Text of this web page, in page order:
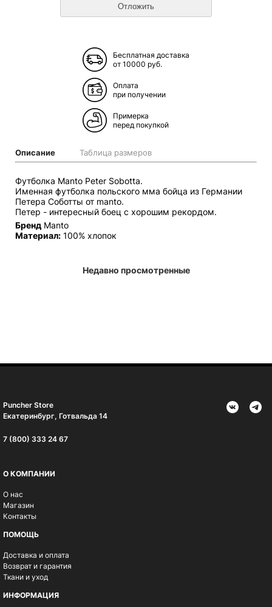
Бесплатная доставка
от 10000 руб.
Оплата
при получении
Примерка
перед покупкой
Описание Таблица размеров
Футболка Manto Peter Sobotta.
Именная футболка польского мма бойца из Германии
Петера Соботты от manto.
Петер - интересный боец с хорошим рекордом.
Бренд Manto
Материал: 100% хлопок
Недавно просмотренные
Puncher Store
Екатеринбург, Готвальда 14
7 (800) 333 24 67
О КОМПАНИИ
О нас
Магазин
Контакты
ПОМОЩЬ
Доставка и оплата
Возврат и гарантия
Ткани и уход
ИНФОРМАЦИЯ